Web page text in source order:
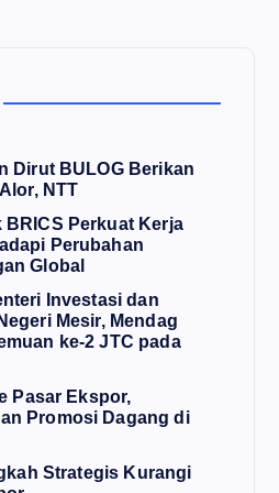
Dirut BULOG Berikan
NTT
BRICS Perkuat Kerja
Perubahan
Global
Investasi dan
Mesir, Mendag
ke-2 JTC pada
Pasar Ekspor,
Promosi Dagang di
Strategis Kurangi